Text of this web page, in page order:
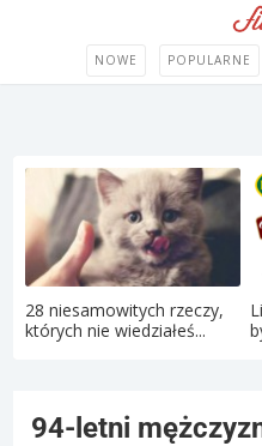
NOWE POPULARNE
28 niesamowitych rzeczy,
których nie wiedziałeś...
94-letni